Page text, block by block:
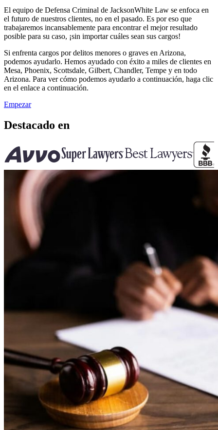
El equipo de Defensa Criminal de JacksonWhite Law se enfoca en
el futuro de nuestros clientes, no en el pasado. Es por eso que
trabajaremos incansablemente para encontrar el mejor resultado
posible para su caso, ¡sin importar cuáles sean sus cargos!
Si enfrenta cargos por delitos menores o graves en Arizona,
podemos ayudarlo. Hemos ayudado con éxito a miles de clientes en
Mesa, Phoenix, Scottsdale, Gilbert, Chandler, Tempe y en todo
Arizona. Para ver cómo podemos ayudarlo a continuación, haga clic
en el enlace a continuación.
Empezar
Destacado en